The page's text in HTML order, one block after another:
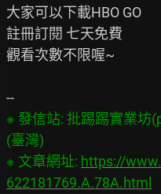
大家可以下載HBO GO
註冊訂閱 七天免費
觀看次數不限喔~
※ 發信站: 批踢踢實業坊
(臺灣)
※ 文章網址: https://
622181769.A.78A.html